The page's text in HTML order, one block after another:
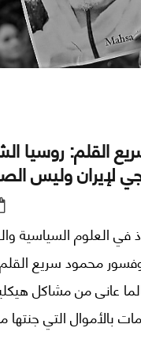
القلم: روسيا
لإيران وليس
في العلوم السياسية
محمود سريع
عانى من مشاكل
بالأموال التي جنتها